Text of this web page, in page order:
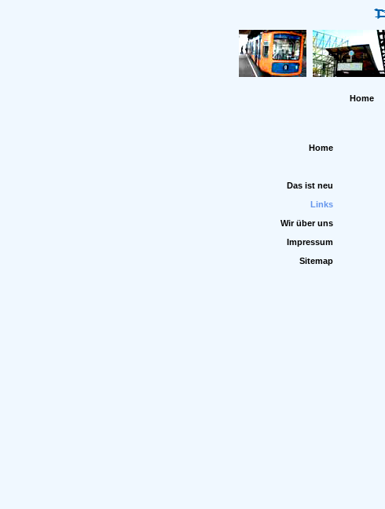
Home
Home
Das ist neu
Links
Wir über uns
Impressum
Sitemap